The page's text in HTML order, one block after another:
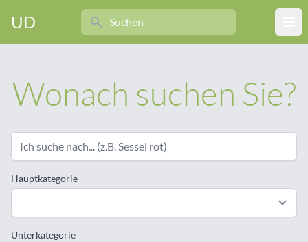
UD
Search
Wonach suchen Sie?
Hauptkategorie
Unterkategorie